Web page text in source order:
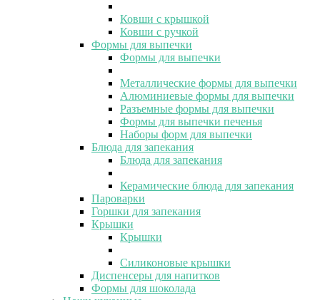
Ковши с крышкой
Ковши с ручкой
Формы для выпечки
Формы для выпечки
Металлические формы для выпечки
Алюминиевые формы для выпечки
Разъемные формы для выпечки
Формы для выпечки печенья
Наборы форм для выпечки
Блюда для запекания
Блюда для запекания
Керамические блюда для запекания
Пароварки
Горшки для запекания
Крышки
Крышки
Силиконовые крышки
Диспенсеры для напитков
Формы для шоколада